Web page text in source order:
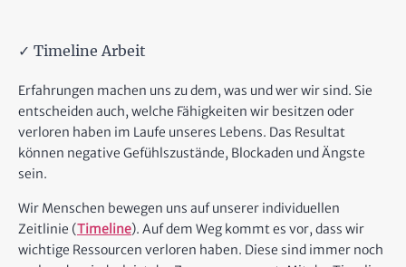
✓ Timeline Arbeit
Erfahrungen machen uns zu dem, was und wer wir sind. Sie
entscheiden auch, welche Fähigkeiten wir besitzen oder
verloren haben im Laufe unseres Lebens. Das Resultat
können negative Gefühlszustände, Blockaden und Ängste
sein.
Wir Menschen bewegen uns auf unserer individuellen
Zeitlinie (Timeline). Auf dem Weg kommt es vor, dass wir
wichtige Ressourcen verloren haben. Diese sind immer noch